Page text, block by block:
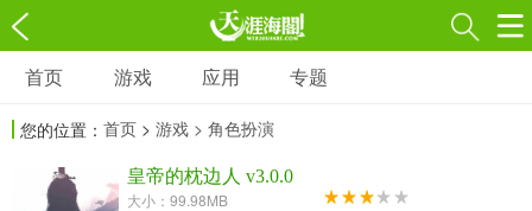
游戏
3697款应用
1597款应用
首页 游戏 应用 专题
您的位置： 首页 > 游戏 > 角色扮演
皇帝的枕边人 v3.0.0
大小：99.98MB